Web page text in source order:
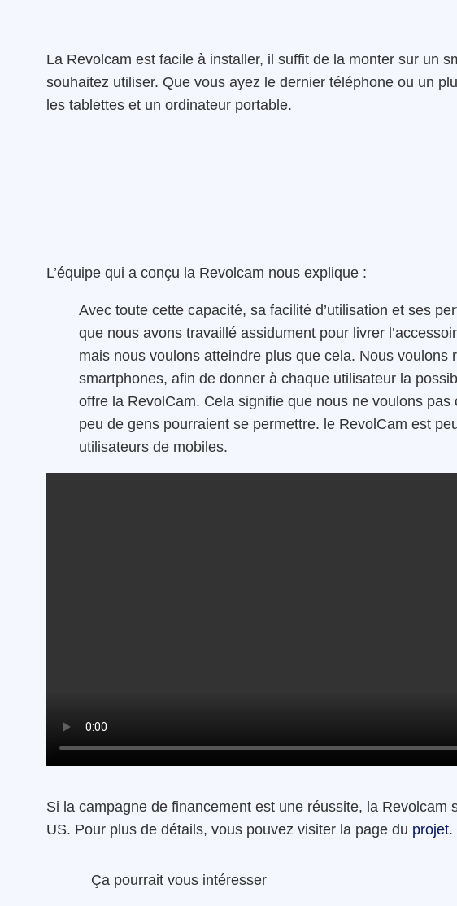
La Revolcam est facile à installer, il suffit de la monter sur un
souhaitez utiliser. Que vous ayez le dernier téléphone ou un
les tablettes et un ordinateur portable.
L’équipe qui a conçu la Revolcam nous explique :
Avec toute cette capacité, sa facilité d’utilisation et ses
que nous avons travaillé assidument pour livrer
mais nous voulons atteindre plus que cela. Nous voulons
smartphones, afin de donner à chaque utilisateur la
offre la RevolCam. Cela signifie que nous ne voulons
peu de gens pourraient se permettre. le RevolCam est
utilisateurs de mobiles.
Si la campagne de financement est une réussite, la
US. Pour plus de détails, vous pouvez visiter la page du projet.
Ça pourrait vous intéresser